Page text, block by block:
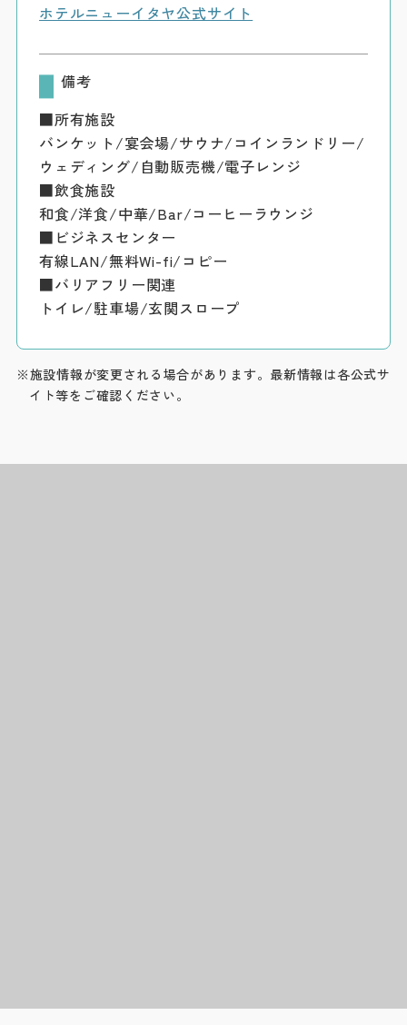
ホテルニューイタヤ公式サイト
備考
■所有施設
バンケット/宴会場/サウナ/コインランドリー/
ウェディング/自動販売機/電子レンジ
■飲食施設
和食/洋食/中華/Bar/コーヒーラウンジ
■ビジネスセンター
有線LAN/無料Wi-fi/コピー
■バリアフリー関連
トイレ/駐車場/玄関スロープ
※施設情報が変更される場合があります。最新情報は各公式サ
イト等をご確認ください。